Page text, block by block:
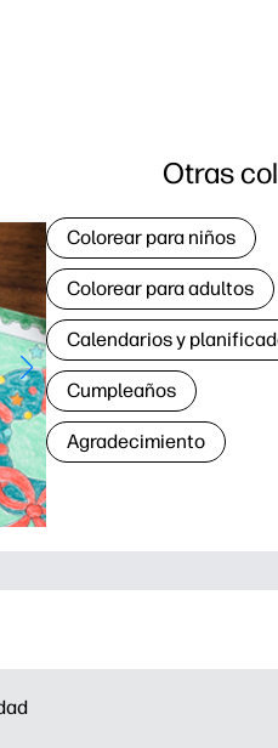
Otras
Colorear para niños
Colorear para adultos
Calendarios y
Cumpleaños
Agradecimiento